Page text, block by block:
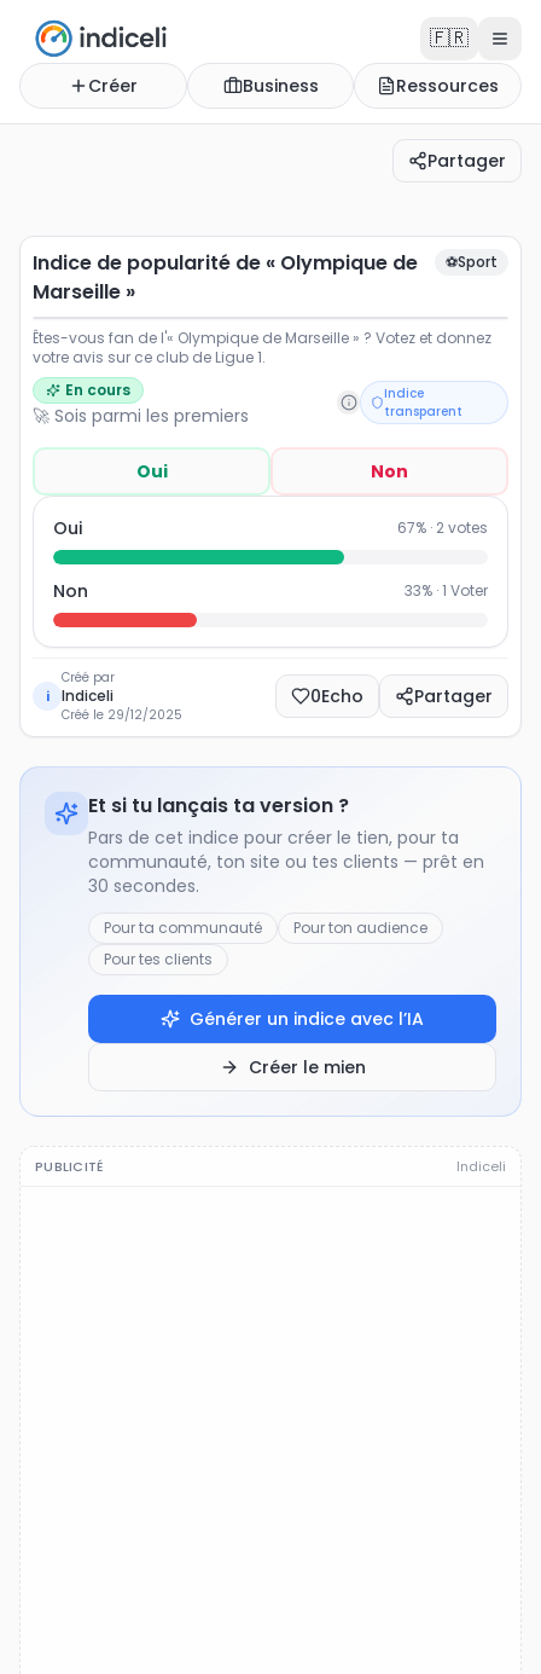
🇫🇷
Créer Business Ressources
Partager
Indice de popularité de « Olympique de Marseille »
Êtes-vous fan de l'« Olympique de Marseille » ? Votez
Indice de popularité de « Olympique de
Marseille »
⚽Sport
Êtes-vous fan de l'« Olympique de Marseille » ? Votez et donnez
votre avis sur ce club de Ligue 1.
En cours
🚀 Sois parmi les premiers
Indice
transparent
Oui Non
Oui 67% · 2votes
Non 33% ·1 Voter
i
Créé par
Indiceli
Créé le 29/12/2025
0Echo Partager
Et si tu lançais ta version ?
Pars de cet indice pour créer le tien, pour ta
communauté, ton site ou tes clients — prêt en
30 secondes.
Pour ta communauté
Pour ton audience
Pour tes clients
Générer un indice avec l’IA
Créer le mien
PUBLICITÉ Indiceli